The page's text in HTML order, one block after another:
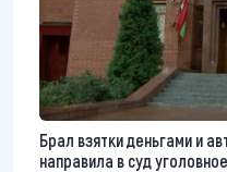
Брал взятки деньгами и
направила в суд